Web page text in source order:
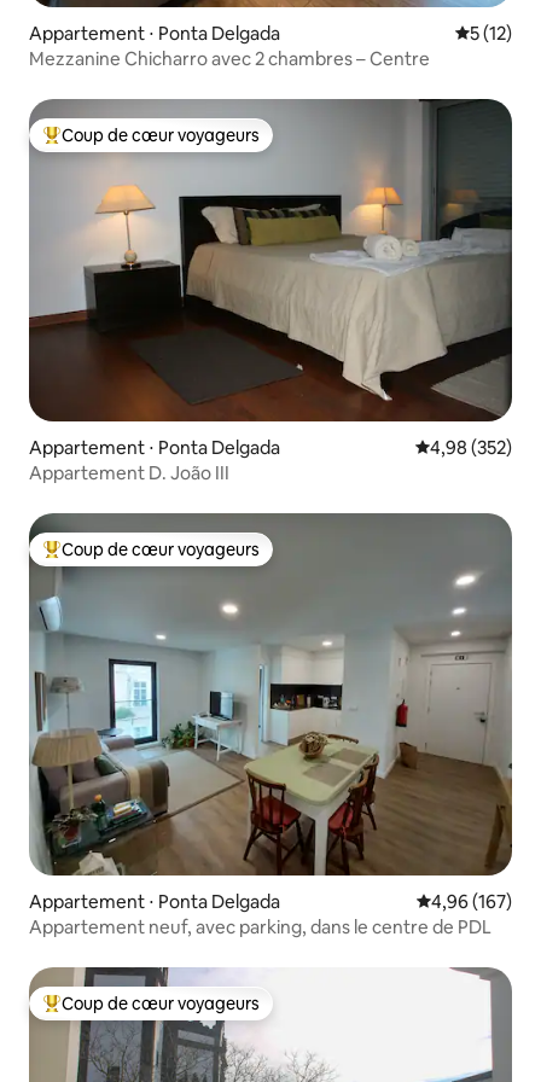
Appartement ⋅ Ponta Delgada
5 (12)
Mezzanine Chicharro avec 2 chambres – Centre
Coups de cœur voyageurs les plus appréciés
Coup de cœur voyageurs
Appartement ⋅ Ponta Delgada Évaluation
4,98 (352)
Appartement D. João III
Coups de cœur voyageurs les plus appréciés
Coup de cœur voyageurs
Appartement ⋅ Ponta Delgada Évaluation
4,96 (167)
Appartement neuf, avec parking, dans le centre de PDL
Coups de cœur voyageurs les plus appréciés
Coup de cœur voyageurs